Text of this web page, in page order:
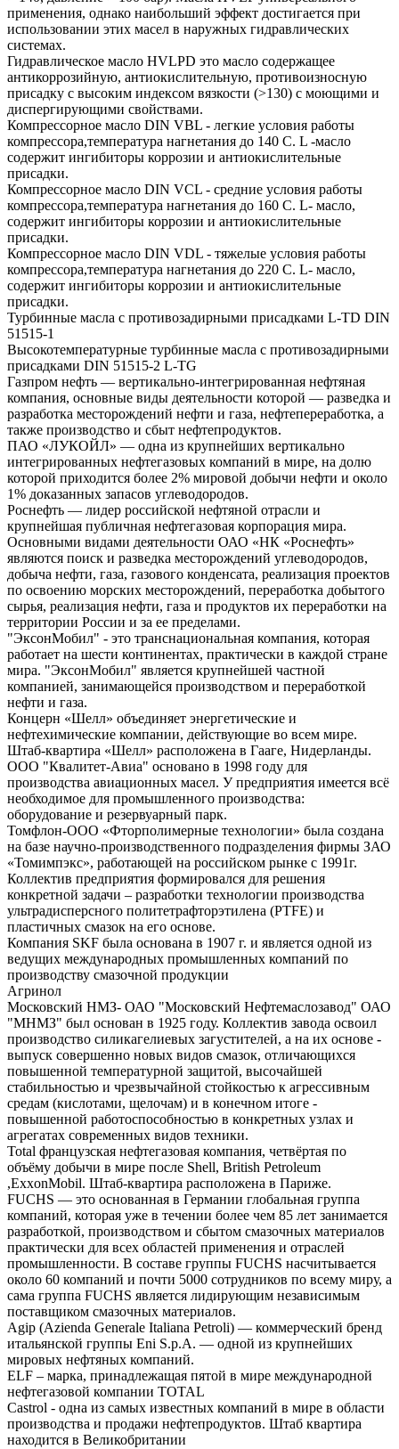
применения, однако наибольший эффект достигается при
использовании этих масел в наружных гидравлических
системах.
Гидравлическое масло HVLPD это масло содержащее
антикоррозийную, антиокислительную, противоизносную
присадку с высоким индексом вязкости (>130) с моющими и
диспергирующими свойствами.
Компрессорное масло DIN VBL - легкие условия работы
компрессора,температура нагнетания до 140 С. L -масло
содержит ингибиторы коррозии и антиокислительные
присадки.
Компрессорное масло DIN VCL - средние условия работы
компрессора,температура нагнетания до 160 С. L- масло,
содержит ингибиторы коррозии и антиокислительные
присадки.
Компрессорное масло DIN VDL - тяжелые условия работы
компрессора,температура нагнетания до 220 С. L- масло,
содержит ингибиторы коррозии и антиокислительные
присадки.
Турбинные масла с противозадирными присадками L-TD DIN
51515-1
Высокотемпературные турбинные масла с противозадирными
присадками DIN 51515-2 L-TG
Газпром нефть — вертикально-интегрированная нефтяная
компания, основные виды деятельности которой — разведка и
разработка месторождений нефти и газа, нефтепереработка, а
также производство и сбыт нефтепродуктов.
ПАО «ЛУКОЙЛ» — одна из крупнейших вертикально
интегрированных нефтегазовых компаний в мире, на долю
которой приходится более 2% мировой добычи нефти и около
1% доказанных запасов углеводородов.
Роснефть — лидер российской нефтяной отрасли и
крупнейшая публичная нефтегазовая корпорация мира.
Основными видами деятельности ОАО «НК «Роснефть»
являются поиск и разведка месторождений углеводородов,
добыча нефти, газа, газового конденсата, реализация проектов
по освоению морских месторождений, переработка добытого
сырья, реализация нефти, газа и продуктов их переработки на
территории России и за ее пределами.
"ЭксонМобил" - это транснациональная компания, которая
работает на шести континентах, практически в каждой стране
мира. "ЭксонМобил" является крупнейшей частной
компанией, занимающейся производством и переработкой
нефти и газа.
Концерн «Шелл» объединяет энергетические и
нефтехимические компании, действующие во всем мире.
Штаб-квартира «Шелл» расположена в Гааге, Нидерланды.
ООО "Квалитет-Авиа" основано в 1998 году для
производства авиационных масел. У предприятия имеется всё
необходимое для промышленного производства:
оборудование и резервуарный парк.
Томфлон-ООО «Фторполимерные технологии» была создана
на базе научно-производственного подразделения фирмы ЗАО
«Томимпэкс», работающей на российском рынке с 1991г.
Коллектив предприятия формировался для решения
конкретной задачи – разработки технологии производства
ультрадисперсного политетрафторэтилена (PTFE) и
пластичных смазок на его основе.
Компания SKF была основана в 1907 г. и является одной из
ведущих международных промышленных компаний по
производству смазочной продукции
Агринол
Московский НМЗ- ОАО "Московский Нефтемаслозавод" ОАО
"МНМЗ" был основан в 1925 году. Коллектив завода освоил
производство силикагелиевых загустителей, а на их основе -
выпуск совершенно новых видов смазок, отличающихся
повышенной температурной защитой, высочайшей
стабильностью и чрезвычайной стойкостью к агрессивным
средам (кислотами, щелочам) и в конечном итоге -
повышенной работоспособностью в конкретных узлах и
агрегатах современных видов техники.
Total французская нефтегазовая компания, четвёртая по
объёму добычи в мире после Shell, British Petroleum
,ExxonMobil. Штаб-квартира расположена в Париже.
FUCHS — это основанная в Германии глобальная группа
компаний, которая уже в течении более чем 85 лет занимается
разработкой, производством и сбытом смазочных материалов
практически для всех областей применения и отраслей
промышленности. В составе группы FUCHS насчитывается
около 60 компаний и почти 5000 сотрудников по всему миру, а
сама группа FUCHS является лидирующим независимым
поставщиком смазочных материалов.
Agip (Azienda Generale Italiana Petroli) — коммерческий бренд
итальянской группы Eni S.p.A. — одной из крупнейших
мировых нефтяных компаний.
ELF – марка, принадлежащая пятой в мире международной
нефтегазовой компании TOTAL
Castrol - одна из самых известных компаний в мире в области
производства и продажи нефтепродуктов. Штаб квартира
находится в Великобритании